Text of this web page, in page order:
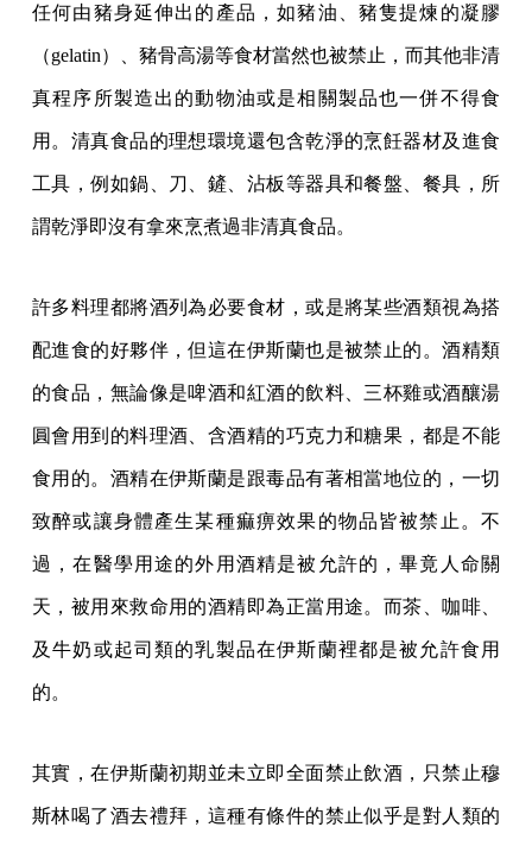
任何由豬身延伸出的產品，如豬油、豬隻提煉的凝膠
（gelatin）、豬骨高湯等食材當然也被禁止，而其他非清
真程序所製造出的動物油或是相關製品也一併不得食
用。清真食品的理想環境還包含乾淨的烹飪器材及進食
工具，例如鍋、刀、鏟、沾板等器具和餐盤、餐具，所
謂乾淨即沒有拿來烹煮過非清真食品。
許多料理都將酒列為必要食材，或是將某些酒類視為搭
配進食的好夥伴，但這在伊斯蘭也是被禁止的。酒精類
的食品，無論像是啤酒和紅酒的飲料、三杯雞或酒釀湯
圓會用到的料理酒、含酒精的巧克力和糖果，都是不能
食用的。酒精在伊斯蘭是跟毒品有著相當地位的，一切
致醉或讓身體產生某種痲痹效果的物品皆被禁止。不
過，在醫學用途的外用酒精是被允許的，畢竟人命關
天，被用來救命用的酒精即為正當用途。而茶、咖啡、
及牛奶或起司類的乳製品在伊斯蘭裡都是被允許食用
的。
其實，在伊斯蘭初期並未立即全面禁止飲酒，只禁止穆
斯林喝了酒去禮拜，這種有條件的禁止似乎是對人類的